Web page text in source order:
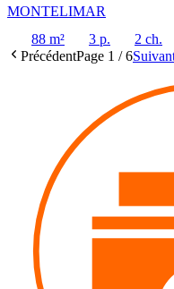
MONTELIMAR
88 m²
3 p.
2 ch.
PrécédentPage 1 /6